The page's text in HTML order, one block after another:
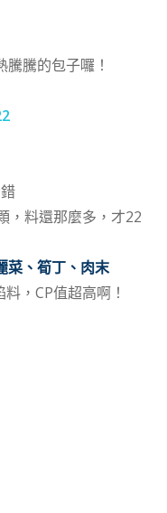
騰的包子囉！
，料還那麼多，才22
菜、筍丁、肉末
，CP值超高啊！